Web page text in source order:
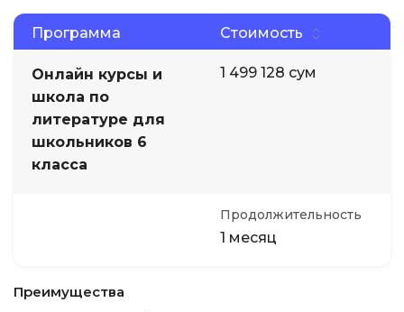
Программа Стоимость
Онлайн курсы и
школа по
литературе для
школьников 6
класса
1 499 128 сум
Продолжительность
1 месяц
Преимущества